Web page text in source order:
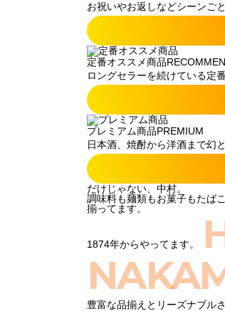
お祝いやお返しなどシーンご
定番オススメ商品
ロングセラーを続けている定
プレミアム商品PREMIUM
日本酒、焼酎から洋酒まで幻
だけじゃない、中村。
調味料も麺類もお菓子もたば
揃ってます。
1874年からやってます。
豊富な品揃えとリーズナブル